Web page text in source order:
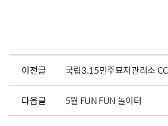
이전글
다음글 5월 FUN FUN 놀이터